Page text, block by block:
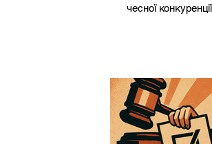
чесної